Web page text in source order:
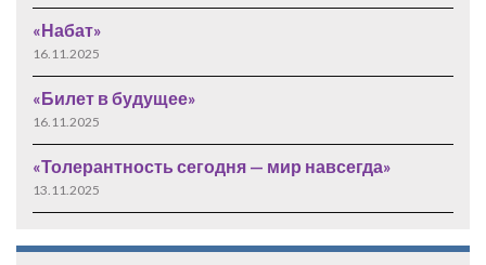
«Набат»
16.11.2025
«Билет в будущее»
16.11.2025
«Толерантность сегодня — мир навсегда»
13.11.2025